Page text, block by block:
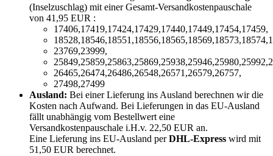
(Inselzuschlag) mit einer Gesamt-Versandkostenpauschale
von 41,95 EUR :
17406,17419,17424,17429,17440,17449,17454,17459,
23769,23999,
26465,26474,26486,26548,26571,26579,26757,
27498,27499
Ausland: Bei einer Lieferung ins Ausland berechnen wir die
Kosten nach Aufwand. Bei Lieferungen in das EU-Ausland
fällt unabhängig vom Bestellwert eine
Versandkostenpauschale i.H.v. 22,50 EUR an.
Eine Lieferung ins EU-Ausland perDHL-Express wird mit
51,50 EUR berechnet.